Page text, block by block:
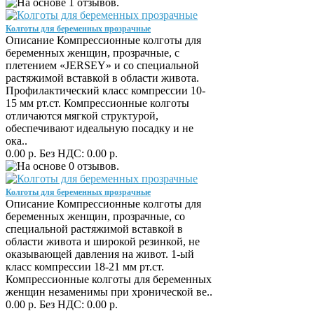
Колготы для беременных прозрачные
Описание Компрессионные колготы для
беременных женщин, прозрачные, с
плетением «JERSEY» и со специальной
растяжимой вставкой в области живота.
Профилактический класс компрессии 10-
15 мм рт.ст. Компрессионные колготы
отличаются мягкой структурой,
обеспечивают идеальную посадку и не
ока..
0.00 р. Без НДС: 0.00 р.
Колготы для беременных прозрачные
Описание Компрессионные колготы для
беременных женщин, прозрачные, со
специальной растяжимой вставкой в
области живота и широкой резинкой, не
оказывающей давления на живот. 1-ый
класс компрессии 18-21 мм рт.ст.
Компрессионные колготы для беременных
женщин незаменимы при хронической ве..
0.00 р. Без НДС: 0.00 р.